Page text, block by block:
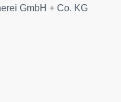
GmbH + Co. KG